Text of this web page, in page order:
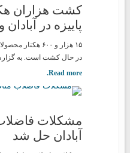
کشت هزاران
پاییزه در
۱۵ هزار و ۶۰۰
در حال کشت است. به
Read more.
مشکلات
آبادان حل شد